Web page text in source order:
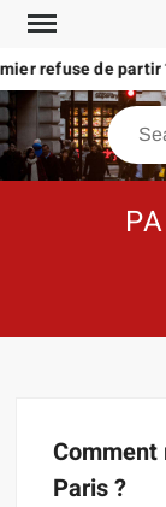
Skip
contentrefuse de partir ?
Comment
Paris ?